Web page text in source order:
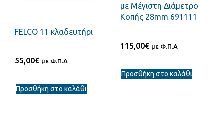
FELCO 11 κλαδευτήρι
55,00€ με Φ.Π.Α
Προσθήκη στο καλάθι
με Μέγιστη Διάμετρο
Κοπής 28mm 691111
115,00€ με Φ.Π.Α
Προσθήκη στο καλάθι